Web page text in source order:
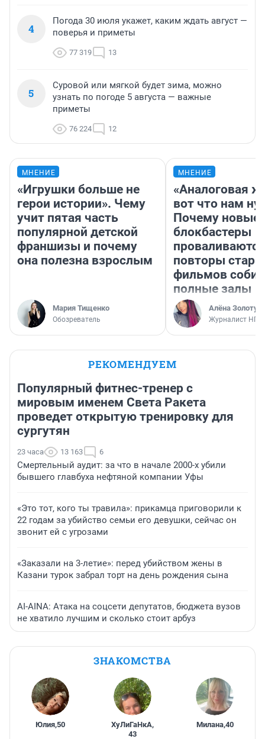
4
Погода 30 июля укажет, каким ждать август —
поверья и приметы
77 319 13
5
Суровой или мягкой будет зима, можно
узнать по погоде 5 августа — важные
приметы
76 224 12
МНЕНИЕ
«Игрушки больше не
герои истории». Чему
учит пятая часть
популярной детской
франшизы и почему
она полезна взрослым
Мария Тищенко
Обозреватель
МНЕНИЕ
«Аналоговая
вот что нам
Почему новые
блокбастеры
повторы
фильмов
полные залы
Алёна
Журналист НГС
РЕКОМЕНДУЕМ
Популярный фитнес-тренер с
мировым именем Света Ракета
проведет открытую тренировку для
сургутян
23 часа 13 163 6
Смертельный аудит: за что в начале 2000-х убили
бывшего главбуха нефтяной компании Уфы
«Это тот, кого ты травила»: прикамца приговорили к
22 годам за убийство семьи его девушки, сейчас он
звонит ей с угрозами
«Заказали на 3-летие»: перед убийством жены в
Казани турок забрал торт на день рождения сына
AI-AINA: Атака на соцсети депутатов, бюджета вузов
не хватило лучшим и сколько стоит арбуз
ЗНАКОМСТВА
Юлия,50 ХуЛиГаНкА,
43
Милана,40